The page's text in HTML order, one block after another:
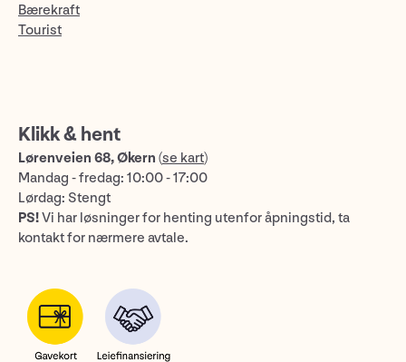
Bærekraft
Tourist
Klikk & hent
Lørenveien 68, Økern (se kart)
Mandag - fredag: 10:00 - 17:00
Lørdag: Stengt
PS!Vi har løsninger for henting utenfor åpningstid, ta
kontakt for nærmere avtale.